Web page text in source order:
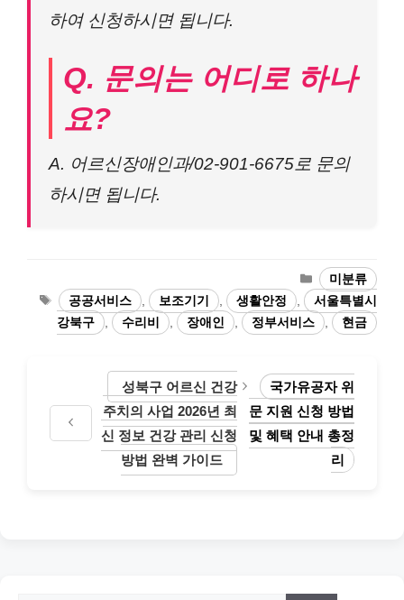
하여 신청하시면 됩니다.
Q. 문의는 어디로 하나
요?
A. 어르신장애인과/02-901-6675로 문의
하시면 됩니다.
카
테
고
리
미분류
태
그
공공서비스 보조기기 생활안정
서울특별시
강북구
수리비 장애인 정부서비스 현금
성북구 어르신 건강
주치의 사업 2026년 최
신 정보 건강 관리 신청
방법 완벽 가이드
국가유공자 위
문 지원 신청 방법
및 혜택 안내 총정
리